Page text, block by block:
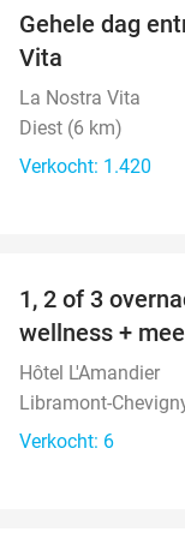
Gehele dag
Vita
La Nostra Vita
Diest (6 km)
Verkocht: 1.420
TODAY
1, 2 of 3
wellness +
Hôtel L'Amandier
Libramont-
Verkocht: 6